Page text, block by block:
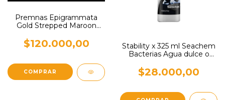
Premnas Epigrammata
Gold Strepped Maroon
$120.000,00
Stability x 325 ml Seachem
Bacterias Agua dulce o
$28.000,00